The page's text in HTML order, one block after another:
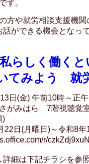
す。
方や就労相談支援機関
ができる機会となっ
らしく働くと
みよう 就労
(金) 午前10時～正午
みはら 7階視聴覚
)
日(月曜日)～令和8年
r/czkZdj9xuN
細は下記チラシを参